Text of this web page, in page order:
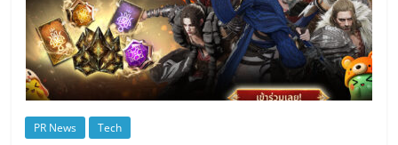
PR News Tech